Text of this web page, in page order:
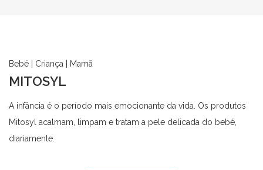
Bebé | Criança | Mamã
MITOSYL
A infância é o período mais emocionante da vida. Os produtos
Mitosyl acalmam, limpam e tratam a pele delicada do bebé,
diariamente.